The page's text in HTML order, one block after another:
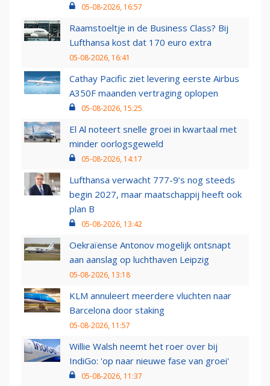
05-08-2026, 16:57
Raamstoeltje in de Business Class? Bij
Lufthansa kost dat 170 euro extra
05-08-2026, 16:41
Cathay Pacific ziet levering eerste Airbus
A350F maanden vertraging oplopen
05-08-2026, 15:25
El Al noteert snelle groei in kwartaal met
minder oorlogsgeweld
05-08-2026, 14:17
Lufthansa verwacht 777-9’s nog steeds
begin 2027, maar maatschappij heeft ook
plan B
05-08-2026, 13:42
Oekraïense Antonov mogelijk ontsnapt
aan aanslag op luchthaven Leipzig
05-08-2026, 13:18
KLM annuleert meerdere vluchten naar
Barcelona door staking
05-08-2026, 11:57
Willie Walsh neemt het roer over bij
IndiGo: 'op naar nieuwe fase van groei'
05-08-2026, 11:37